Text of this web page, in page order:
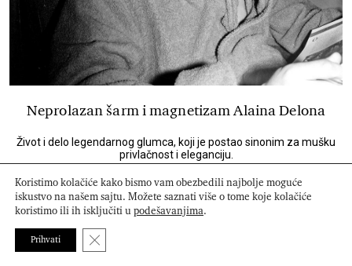
Neprolazan šarm i magnetizam Alaina Delona
Život i delo legendarnog glumca, koji je postao sinonim za mušku
privlačnost i eleganciju.
Koristimo kolačiće kako bismo vam obezbedili najbolje moguće
iskustvo na našem sajtu. Možete saznati više o tome koje kolačiće
koristimo ili ih isključiti upodešavanjima.
Prihvati Close GDPR Cookie Banner